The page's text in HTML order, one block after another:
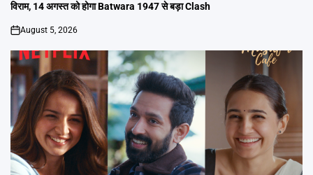
विराम, 14 अगस्त को होगा Batwara 1947 से बड़ा Clash
on
August 5, 2026